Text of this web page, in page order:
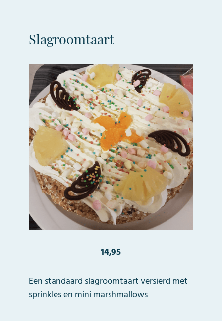
Slagroomtaart
14,95
Een standaard slagroomtaart versierd met
sprinkles en mini marshmallows